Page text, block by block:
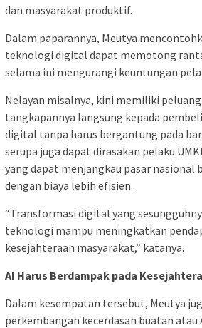
dan masyarakat produktif.
Dalam paparannya, Meutya
teknologi digital dapat memotong
selama ini mengurangi keuntungan
Nelayan misalnya, kini memiliki
tangkapannya langsung kepada
digital tanpa harus bergantung pada
serupa juga dapat dirasakan pelaku
yang dapat menjangkau pasar nasional
dengan biaya lebih efisien.
“Transformasi digital yang
teknologi mampu meningkatkan
kesejahteraan masyarakat,” katanya.
AI Harus Berdampak pada
Dalam kesempatan tersebut, Meutya
perkembangan kecerdasan buatan